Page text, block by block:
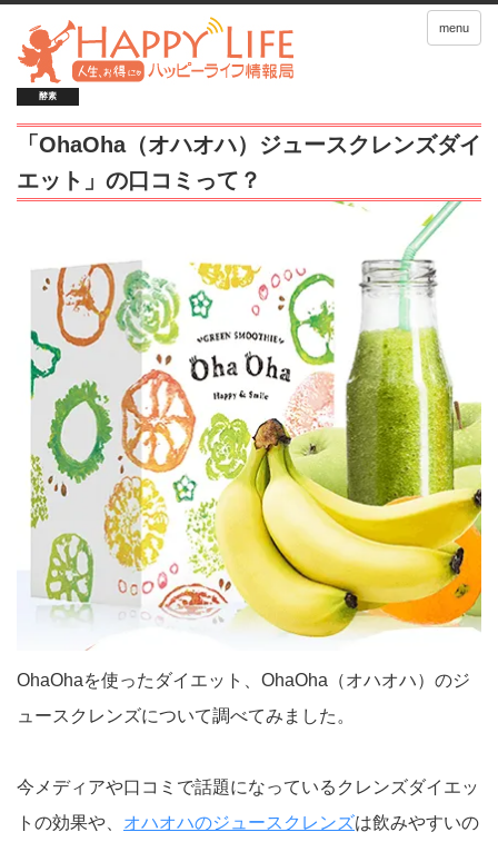
menu
酵素
「OhaOha（オハオハ）ジュースクレンズダイ
エット」の口コミって？
OhaOhaを使ったダイエット、OhaOha（オハオハ）のジ
ュースクレンズについて調べてみました。
今メディアや口コミで話題になっているクレンズダイエッ
トの効果や、 オハオハのジュースクレンズは飲みやすいの